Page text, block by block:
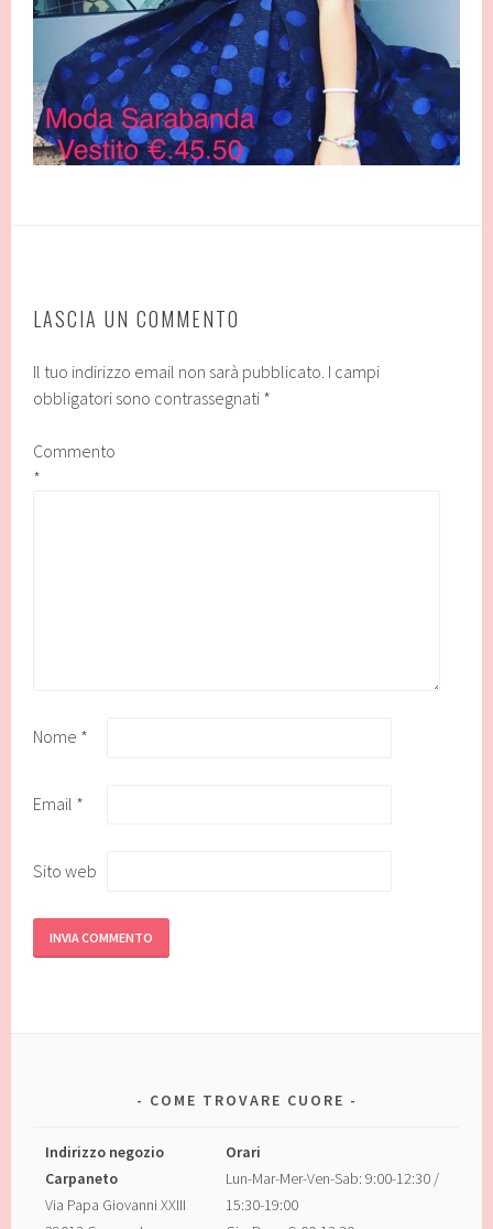
LASCIA UN COMMENTO
Il tuo indirizzo email non sarà pubblicato. I campi
obbligatori sono contrassegnati *
Commento
*
Nome *
Email *
Sito web
COME TROVARE CUORE
Indirizzo negozio
Carpaneto
Via Papa Giovanni XXIII
Orari
Lun-Mar-Mer-Ven-Sab: 9:00-12:30 /
15:30-19:00